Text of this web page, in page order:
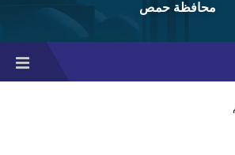
محافظة حمص